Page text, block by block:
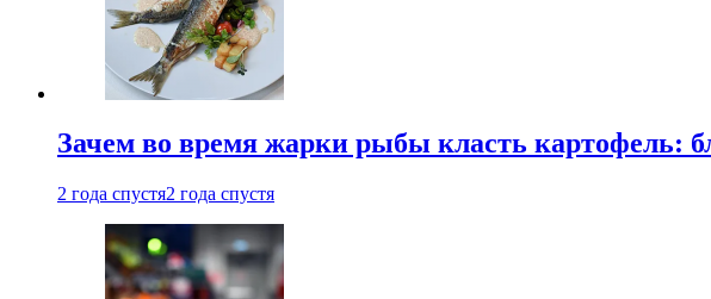
Зачем во время жарки рыбы класть картофель:
2 года спустя2 года спустя